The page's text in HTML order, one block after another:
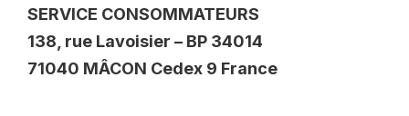
SERVICE CONSOMMATEURS
138, rue Lavoisier – BP 34014
71040 MÂCON Cedex 9 France